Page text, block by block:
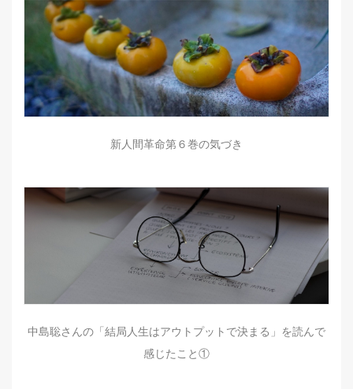
新人間革命第６巻の気づき
中島聡さんの「結局人生はアウトプットで決まる」を読んで
感じたこと①